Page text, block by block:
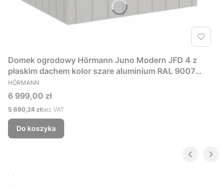
Domek ogrodowy Hörmann Juno Modern JFD 4 z
płaskim dachem kolor szare aluminium RAL 9007
229x181 cm
PRODUCENT
HÖRMANN
Cena
6 999,00 zł
Cena
5 690,24 złbez VAT
Do koszyka